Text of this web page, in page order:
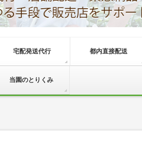
宅配発送代行 都内直接配送
当園のとりくみ